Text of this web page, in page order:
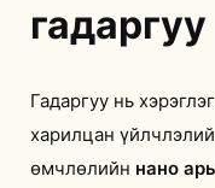
гадаргуу
Гадаргуу нь
харилцан
өмчлөлийн нано